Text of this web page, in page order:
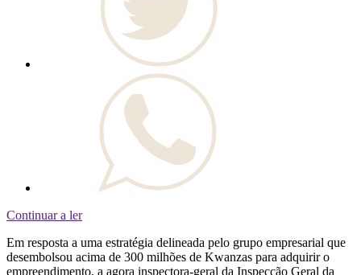
Continuar a ler
Em resposta a uma estratégia delineada pelo grupo empresarial que
desembolsou acima de 300 milhões de Kwanzas para adquirir o
empreendimento, a agora inspectora-geral da Inspecção Geral da